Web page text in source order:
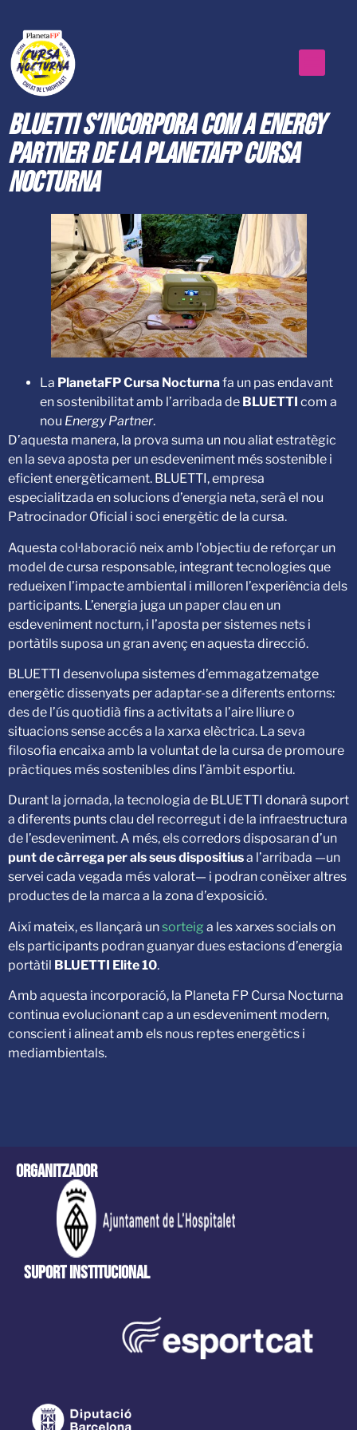
BLUETTI s’incorpora com a Energy
Partner de la PlanetaFP Cursa
Nocturna
La PlanetaFP Cursa Nocturnafa un pas endavant
en sostenibilitat amb l’arribada de BLUETTI com a
nou Energy Partner.
D’aquesta manera, la prova suma un nou aliat estratègic
en la seva aposta per un esdeveniment més sostenible i
eficient energèticament. BLUETTI, empresa
especialitzada en solucions d’energia neta, serà el nou
Patrocinador Oficial i soci energètic de la cursa.
Aquesta col·laboració neix amb l’objectiu de reforçar un
model de cursa responsable, integrant tecnologies que
redueixen l’impacte ambiental i milloren l’experiència dels
participants. L’energia juga un paper clau en un
esdeveniment nocturn, i l’aposta per sistemes nets i
portàtils suposa un gran avenç en aquesta direcció.
BLUETTI desenvolupa sistemes d’emmagatzematge
energètic dissenyats per adaptar-se a diferents entorns:
des de l’ús quotidià fins a activitats a l’aire lliure o
situacions sense accés a la xarxa elèctrica. La seva
filosofia encaixa amb la voluntat de la cursa de promoure
pràctiques més sostenibles dins l’àmbit esportiu.
Durant la jornada, la tecnologia de BLUETTI donarà suport
a diferents punts clau del recorregut i de la infraestructura
de l’esdeveniment. A més, els corredors disposaran d’un
punt de càrrega per als seus dispositiusa l’arribada —un
servei cada vegada més valorat— i podran conèixer altres
productes de la marca a la zona d’exposició.
Així mateix, es llançarà unsorteig a les xarxes socials on
els participants podran guanyar dues estacions d’energia
portàtil BLUETTI Elite 10.
Amb aquesta incorporació, la Planeta FP Cursa Nocturna
continua evolucionant cap a un esdeveniment modern,
conscient i alineat amb els nous reptes energètics i
mediambientals.
Organitzador
Suport Institucional